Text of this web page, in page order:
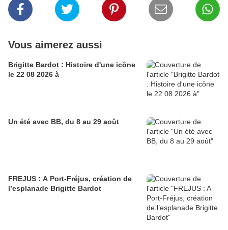
Vous aimerez aussi
Brigitte Bardot : Histoire d'une icône
le 22 08 2026 à
Un été avec BB, du 8 au 29 août
FREJUS : A Port-Fréjus, création de
l’esplanade Brigitte Bardot